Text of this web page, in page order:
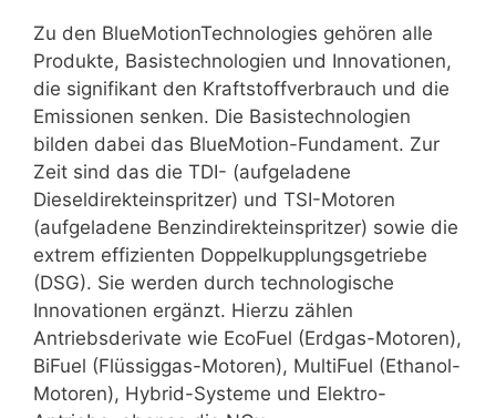
Zu den BlueMotionTechnologies gehören alle
Produkte, Basistechnologien und Innovationen,
die signifikant den Kraftstoffverbrauch und die
Emissionen senken. Die Basistechnologien
bilden dabei das BlueMotion-Fundament. Zur
Zeit sind das die TDI- (aufgeladene
Dieseldirekteinspritzer) und TSI-Motoren
(aufgeladene Benzindirekteinspritzer) sowie die
extrem effizienten Doppelkupplungsgetriebe
(DSG). Sie werden durch technologische
Innovationen ergänzt. Hierzu zählen
Antriebsderivate wie EcoFuel (Erdgas-Motoren),
BiFuel (Flüssiggas-Motoren), MultiFuel (Ethanol-
Motoren), Hybrid-Systeme und Elektro-